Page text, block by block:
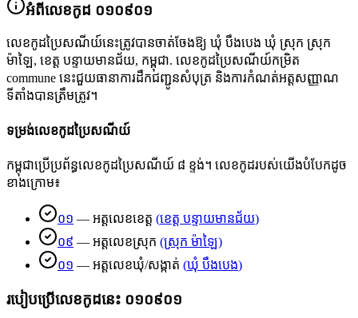
អំពីលេខកូដ ០១០៩០១
លេខកូដប្រៃសណីយ៍នេះត្រូវបានចាត់ចែងឱ្យ ឃុំ បឹងបេង ឃុំ ស្រុក ស្រុក
ម៉ាឡៃ, ខេត្ត បន្ទាយមានជ័យ, កម្ពុជា. លេខកូដប្រៃសណីយ៍កម្រិត
commune នេះជួយធានាការដឹកជញ្ជូនសំបុត្រ និងការកំណត់អត្តសញ្ញាណ
ទីតាំងបានត្រឹមត្រូវ។
ទម្រង់លេខកូដប្រៃសណីយ៍
កម្ពុជាប្រើប្រព័ន្ធលេខកូដប្រៃសណីយ៍ ៨ ខ្ទង់។ លេខកូដរបស់យើងបំបែកដូច
ខាងក្រោម៖
០១ — អត្តលេខខេត្ត (ខេត្ត បន្ទាយមានជ័យ)
០៩ — អត្តលេខស្រុក (ស្រុក ម៉ាឡៃ)
០១ — អត្តលេខឃុំ/សង្កាត់ (ឃុំ បឹងបេង)
របៀបប្រើលេខកូដនេះ ០១០៩០១